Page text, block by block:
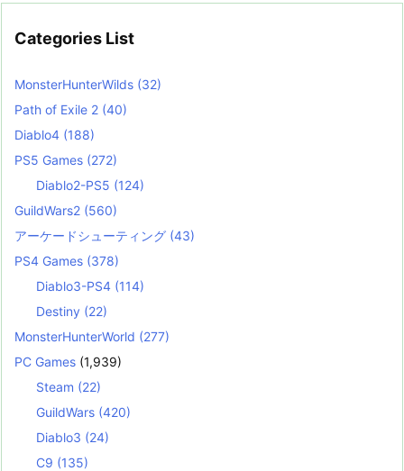
Categories List
MonsterHunterWilds (32)
Path of Exile 2 (40)
Diablo4 (188)
PS5 Games (272)
Diablo2-PS5 (124)
GuildWars2 (560)
アーケードシューティング (43)
PS4 Games (378)
Diablo3-PS4 (114)
Destiny (22)
MonsterHunterWorld (277)
PC Games (1,939)
Steam (22)
GuildWars (420)
Diablo3 (24)
C9 (135)